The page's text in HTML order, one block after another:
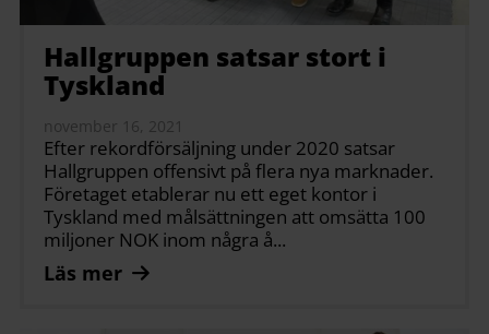
Hallgruppen satsar stort i
Tyskland
november 16, 2021
Efter rekordförsäljning under 2020 satsar
Hallgruppen offensivt på flera nya marknader.
Företaget etablerar nu ett eget kontor i
Tyskland med målsättningen att omsätta 100
miljoner NOK inom några å...
Läs mer